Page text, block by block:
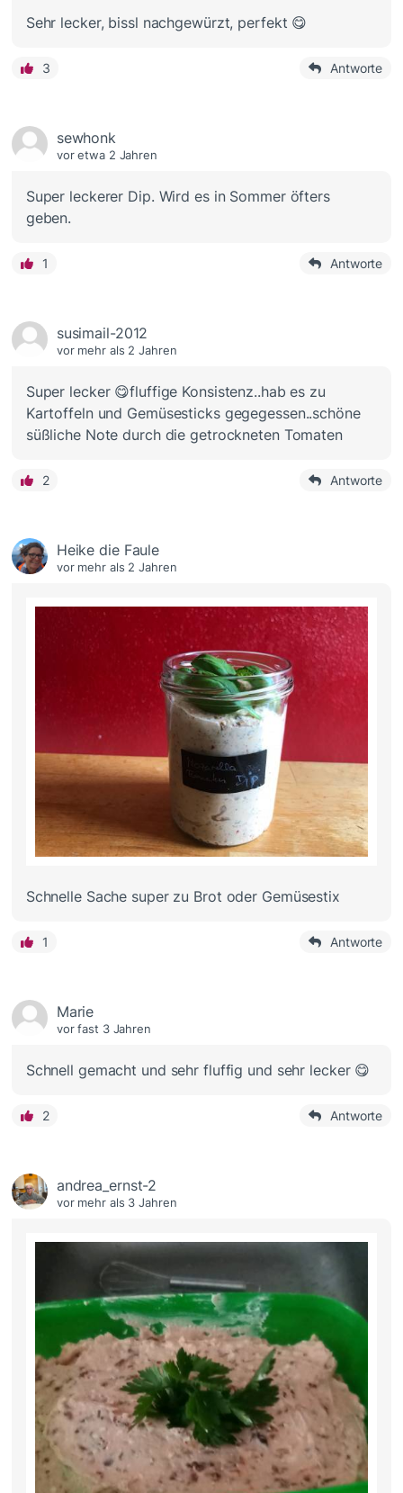
Sehr lecker, bissl nachgewürzt, perfekt 😋
3 Antworte
sewhonk
vor etwa 2 Jahren
Super leckerer Dip. Wird es in Sommer öfters
geben.
1 Antworte
susimail-2012
vor mehr als 2 Jahren
Super lecker 😋fluffige Konsistenz..hab es zu
Kartoffeln und Gemüsesticks gegegessen..schöne
süßliche Note durch die getrockneten Tomaten
2 Antworte
Heike die Faule
vor mehr als 2 Jahren
Schnelle Sache super zu Brot oder Gemüsestix
1 Antworte
Marie
vor fast 3 Jahren
Schnell gemacht und sehr fluffig und sehr lecker 😋
2 Antworte
andrea_ernst-2
vor mehr als 3 Jahren